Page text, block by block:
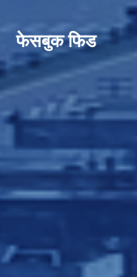
फेसबुक फिड